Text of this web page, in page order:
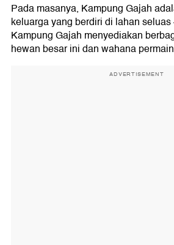
Pada masanya, Kampung Gajah
keluarga yang berdiri di lahan seluas
Kampung Gajah menyediakan
hewan besar ini dan wahana
ADVERTISEMENT